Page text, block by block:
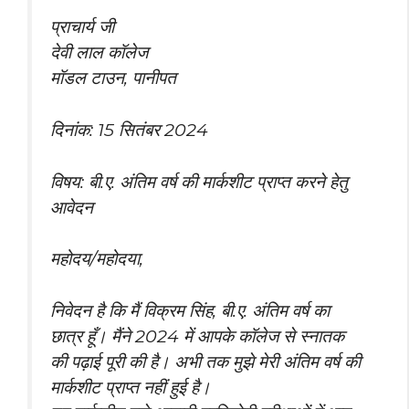
प्राचार्य जी
देवी लाल कॉलेज
मॉडल टाउन, पानीपत
दिनांक: 15 सितंबर 2024
विषय: बी.ए. अंतिम वर्ष की मार्कशीट प्राप्त करने हेतु
आवेदन
महोदय/महोदया,
निवेदन है कि मैं विक्रम सिंह, बी.ए. अंतिम वर्ष का
छात्र हूँ। मैंने 2024 में आपके कॉलेज से स्नातक
की पढ़ाई पूरी की है। अभी तक मुझे मेरी अंतिम वर्ष की
मार्कशीट प्राप्त नहीं हुई है।